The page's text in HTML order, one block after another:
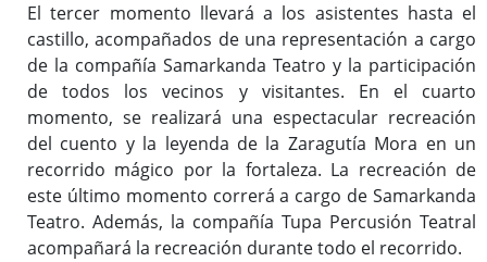
El tercer momento llevará a los asistentes hasta el
castillo, acompañados de una representación a cargo
de la compañía Samarkanda Teatro y la participación
de todos los vecinos y visitantes. En el cuarto
momento, se realizará una espectacular recreación
del cuento y la leyenda de la Zaragutía Mora en un
recorrido mágico por la fortaleza. La recreación de
este último momento correrá a cargo de Samarkanda
Teatro. Además, la compañía Tupa Percusión Teatral
acompañará la recreación durante todo el recorrido.